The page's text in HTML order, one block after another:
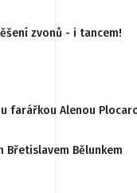
zvonů - i tancem!
farářkou Alenou
Břetislavem Bělunkem